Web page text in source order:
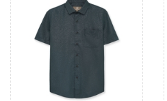
Chọn hàng